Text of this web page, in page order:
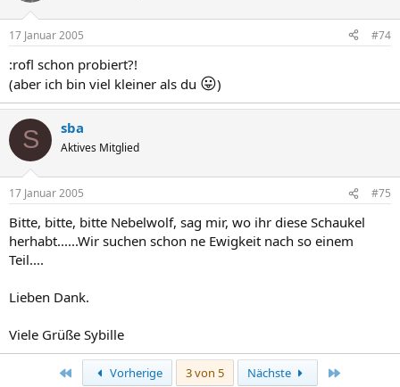
17 Januar 2005 #74
:rofl schon probiert?!
(aber ich bin viel kleiner als du 😛)
S sba
Aktives Mitglied
17 Januar 2005 #75
Bitte, bitte, bitte Nebelwolf, sag mir, wo ihr diese Schaukel
herhabt......Wir suchen schon ne Ewigkeit nach so einem
Teil....
Lieben Dank.
Viele Grüße Sybille
Erste Vorherige 3 von 5 Nächste